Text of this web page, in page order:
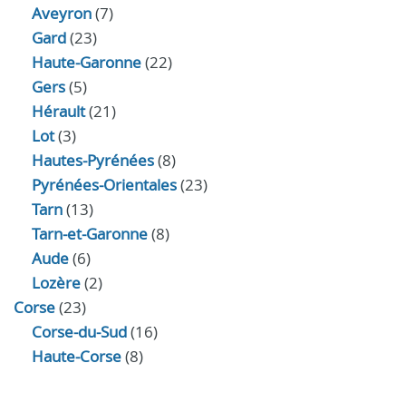
Aveyron(7)
Gard(23)
Haute-Garonne(22)
Gers(5)
Hérault(21)
Lot(3)
Hautes-Pyrénées(8)
Pyrénées-Orientales(23)
Tarn(13)
Tarn-et-Garonne(8)
Aude(6)
Lozère(2)
Corse(23)
Corse-du-Sud(16)
Haute-Corse(8)